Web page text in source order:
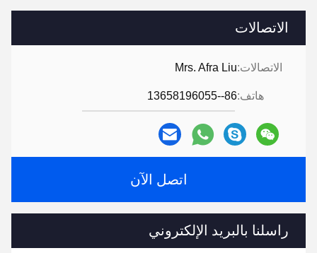
الاتصالات
الاتصالات:Mrs. Afra Liu
هاتف:86--13658196055
اتصل الآن
راسلنا بالبريد الإلكتروني